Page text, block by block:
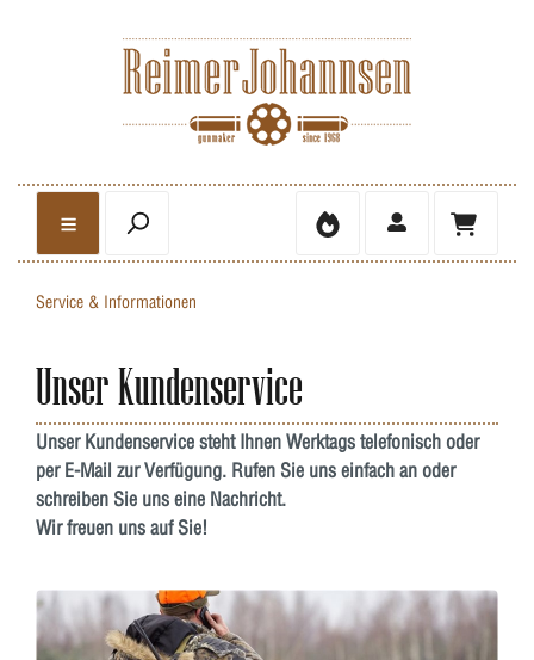
Service & Informationen
Unser Kundenservice
Unser Kundenservice steht Ihnen Werktags telefonisch oder
per E-Mail zur Verfügung. Rufen Sie uns einfach an oder
schreiben Sie uns eine Nachricht.
Wir freuen uns auf Sie!